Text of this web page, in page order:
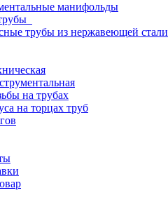
манифольды
трубы из нержавеющей стали
на трубах
на торцах труб